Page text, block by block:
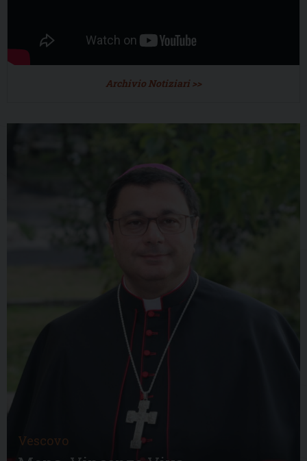
Archivio Notiziari >>
Vescovo